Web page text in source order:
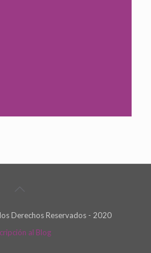
Derechos Reservados - 2020
al Blog